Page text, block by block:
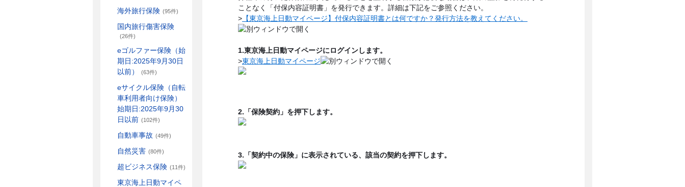
海外旅行保険 (95件)
国内旅行傷害保険
(26件)
eゴルファー保険（始
期日:2025年9月30日
以前）
(63件)
eサイクル保険（自転
車利用者向け保険）
始期日:2025年9月30
日以前 (102件)
自動車事故 (49件)
自然災害 (80件)
超ビジネス保険 (11件)
東京海上日動マイペ
ことなく「付保内容証明書」を発行できます。詳細は下記をご参照ください。
> 【東京海上日動マイページ】付保内容証明書とは何ですか？発行方法を教えてください。
1.東京海上日動マイページにログインします。
>東京海上日動マイページ
2.「保険契約」を押下します。
3.「契約中の保険」に表示されている、該当の契約を押下します。